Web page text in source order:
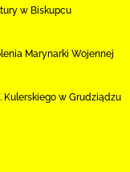
w Biskupcu
Marynarki Wojennej
Kulerskiego w Grudziądzu